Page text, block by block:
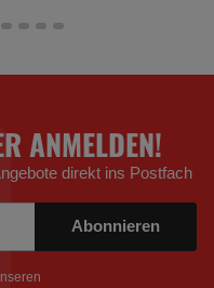
ANMELDEN!
direkt ins Postfach
Abonnieren